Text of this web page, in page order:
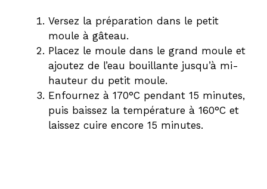
Versez la préparation dans le petit
moule à gâteau.
Placez le moule dans le grand moule et
ajoutez de l’eau bouillante jusqu’à mi-
hauteur du petit moule.
Enfournez à 170°C pendant 15 minutes,
puis baissez la température à 160°C et
laissez cuire encore 15 minutes.